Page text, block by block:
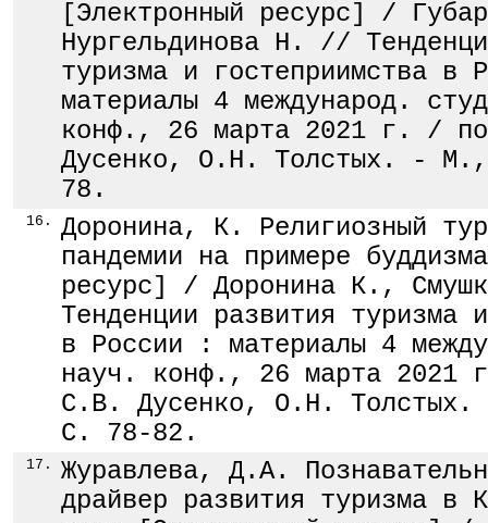
[Электронный ресурс] /
Нургельдинова Н. //
туризма и гостеприимства в
материалы 4 международ.
конф., 26 марта 2021 г. /
Дусенко, О.Н. Толстых. -
78.
16.
Доронина, К. Религиозный
пандемии на примере
ресурс] / Доронина К.,
Тенденции развития туризма
в России : материалы 4
науч. конф., 26 марта
С.В. Дусенко, О.Н.
С. 78-82.
17.
Журавлева, Д.А.
драйвер развития туризма в